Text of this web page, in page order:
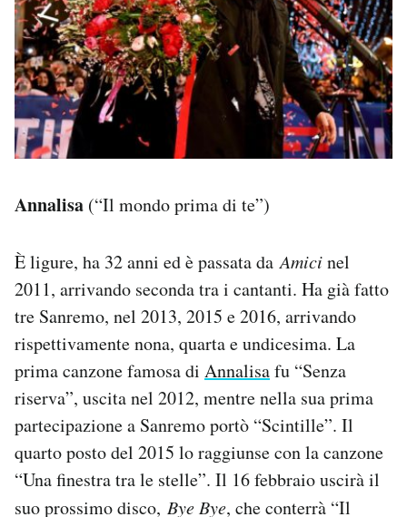
Annalisa (“Il mondo prima di te”)
È ligure, ha 32 anni ed è passata daAmicinel
2011, arrivando seconda tra i cantanti. Ha già fatto
tre Sanremo, nel 2013, 2015 e 2016, arrivando
rispettivamente nona, quarta e undicesima. La
prima canzone famosa di Annalisafu “Senza
riserva”, uscita nel 2012, mentre nella sua prima
partecipazione a Sanremo portò “Scintille”. Il
quarto posto del 2015 lo raggiunse con la canzone
“Una finestra tra le stelle”. Il 16 febbraio uscirà il
suo prossimo disco, Bye Bye, che conterrà “Il